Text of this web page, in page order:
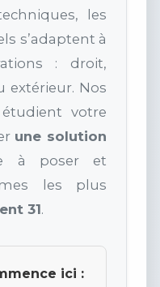
les
s’adaptent à
: droit,
extérieur. Nos
votre
une solution
à poser et
les plus
31.
ici :